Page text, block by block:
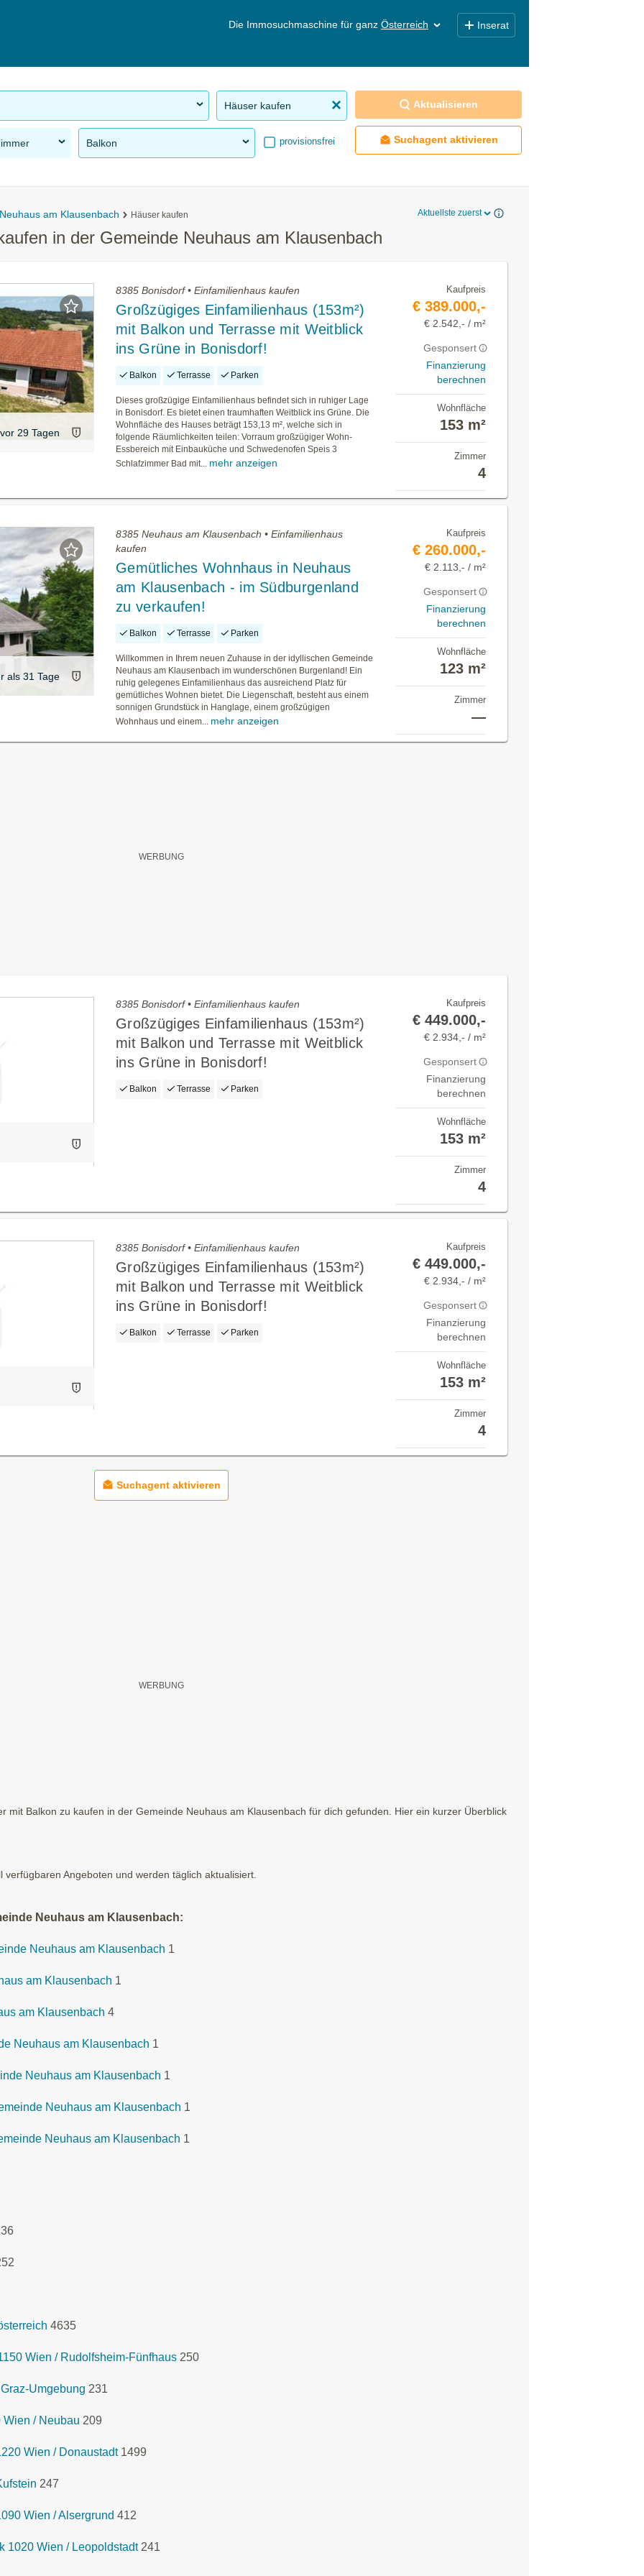
Die Immosuchmaschine für ganz Österreich Inserat
Häuser kaufen
Balkon provisionsfrei
Aktualisieren
Suchagent aktivieren
Neuhaus am Klausenbach Häuser kaufen Aktuellste zuerst
in der Gemeinde Neuhaus am Klausenbach
vor 29 Tagen
8385 Bonisdorf • Einfamilienhaus kaufen
Großzügiges Einfamilienhaus (153m²)
mit Balkon und Terrasse mit Weitblick
ins Grüne in Bonisdorf!
Balkon Terrasse Parken
Dieses großzügige Einfamilienhaus befindet sich in ruhiger Lage
in Bonisdorf. Es bietet einen traumhaften Weitblick ins Grüne. Die
Wohnfläche des Hauses beträgt 153,13 m², welche sich in
folgende Räumlichkeiten teilen: Vorraum großzügiger Wohn-
Essbereich mit Einbauküche und Schwedenofen Speis 3
Schlafzimmer Bad mit... mehr anzeigen
Kaufpreis
€ 389.000,-
€ 2.542,- / m²
Gesponsert
Finanzierung
berechnen
Wohnfläche
153 m²
Zimmer
4
als 31 Tage
8385 Neuhaus am Klausenbach • Einfamilienhaus
kaufen
Gemütliches Wohnhaus in Neuhaus
am Klausenbach - im Südburgenland
zu verkaufen!
Balkon Terrasse Parken
Willkommen in Ihrem neuen Zuhause in der idyllischen Gemeinde
Neuhaus am Klausenbach im wunderschönen Burgenland! Ein
ruhig gelegenes Einfamilienhaus das ausreichend Platz für
gemütliches Wohnen bietet. Die Liegenschaft, besteht aus einem
sonnigen Grundstück in Hanglage, einem großzügigen
Wohnhaus und einem... mehr anzeigen
Kaufpreis
€ 260.000,-
€ 2.113,- / m²
Gesponsert
Finanzierung
berechnen
Wohnfläche
123 m²
Zimmer
—
8385 Bonisdorf • Einfamilienhaus kaufen
Großzügiges Einfamilienhaus (153m²)
mit Balkon und Terrasse mit Weitblick
ins Grüne in Bonisdorf!
Balkon Terrasse Parken
Kaufpreis
€ 449.000,-
€ 2.934,- / m²
Gesponsert
Finanzierung
berechnen
Wohnfläche
153 m²
Zimmer
4
8385 Bonisdorf • Einfamilienhaus kaufen
Großzügiges Einfamilienhaus (153m²)
mit Balkon und Terrasse mit Weitblick
ins Grüne in Bonisdorf!
Balkon Terrasse Parken
Kaufpreis
€ 449.000,-
€ 2.934,- / m²
Gesponsert
Finanzierung
berechnen
Wohnfläche
153 m²
Zimmer
4
Suchagent aktivieren
mit Balkon zu kaufen in der Gemeinde Neuhaus am Klausenbach für dich gefunden. Hier ein kurzer Überblick
Angeboten und werden täglich aktualisiert.
Neuhaus am Klausenbach:
Neuhaus am Klausenbach 1
am Klausenbach 1
am Klausenbach 4
Neuhaus am Klausenbach 1
Neuhaus am Klausenbach 1
Neuhaus am Klausenbach 1
Neuhaus am Klausenbach 1
4635
Wien / Rudolfsheim-Fünfhaus 250
Umgebung 231
/ Neubau 209
Wien / Donaustadt 1499
247
Wien / Alsergrund 412
1020 Wien / Leopoldstadt 241